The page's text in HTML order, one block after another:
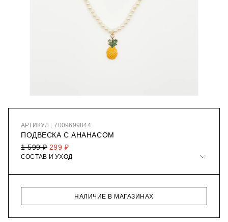
АРТИКУЛ : 7009699844
ПОДВЕСКА С АНАНАСОМ
299 ₽
1 599 ₽
СОСТАВ И УХОД
НАЛИЧИЕ В МАГАЗИНАХ